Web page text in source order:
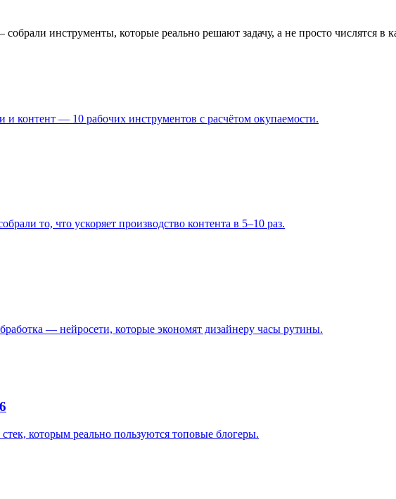
инструменты, которые реально решают задачу, а не просто числятся в
контент — 10 рабочих инструментов с расчётом окупаемости.
то, что ускоряет производство контента в 5–10 раз.
— нейросети, которые экономят дизайнеру часы рутины.
которым реально пользуются топовые блогеры.